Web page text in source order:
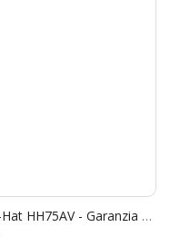
Benro Treppiede Video Mini Tripod Hi-Hat HH75AV - Garanzia Rinowa 5 Anni